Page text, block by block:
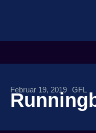
Februar 19, 2019 GFL